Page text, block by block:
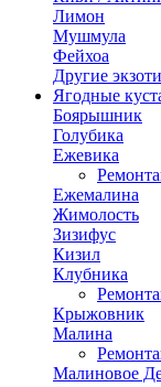
Лимон
Мушмула
Фейхоа
Другие
Ягодные
Боярышник
Голубика
Ежевика
Ежемалина
Жимолость
Зизифус
Кизил
Клубника
Крыжовник
Малина
Малиновое